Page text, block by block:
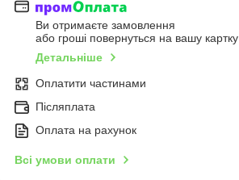
Ви отримаєте замовлення
або гроші повернуться на вашу картку
Детальніше
Оплатити частинами
Післяплата
Оплата на рахунок
Всі умови оплати